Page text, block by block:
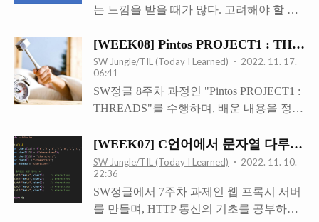
이점과 더불어 시간적인 이점도 가져올 수
될 것 같은데, 어떻게 시간적으로도 이점이
..
을 일정 크기로 나누어 매핑시켜 운영체제
공간이 연속적으로 할당되지 않아도 되게
끔 만드는 것이다. 질문 1. 왜 가상 메모리
공간이라는 것이 필요한 걸까? 만약 물리
메모리에서 프로그램들을 돌린다고 가정
해보자. 돌려야 하는 프로그램이 하나라면,
어차피 혼자서 메모리 공간을 다 써도 되기
때문에, 프로그램이 주어진 공간을 자유롭
는 느낌을 받을 때가 많다. 고려해야 할 요
기 때문이다. 무엇을 먼저 고려해야 구현이
쉬울까? 구현을 하는데는 다양한 방법이
있을 것이고, 각자 자기에게 맞는 방법이
있을 테니 나의 방식만이 옳다고 할 수는
없다. 하지만 아예 감조차 잡지 못하는 분
서, 이번 Pintos Project 2 - User Programs를
구현할 때 내가 썼던 방식을 공유하려고 한
다. 구현한 여러 System Call 중, wait() 기능
을 구현할 때의 경험을 바탕으로 설명하겠
다. 아래 이미지들은 SW정글에서 발표할
[WEEK08] Pintos PROJECT1 :
SW Jungle/TIL (Today I Learned)
2022. 11. 17.
06:41
SW정글 8주차 과정인 "Pintos PROJECT1 :
THREADS"를 수행하며, 배운 내용을 정리
기능은 다음과 같다. - Alarm Clock - Priority
Scheduling 이 글에서는 Alarm Clock만 다룰
예정이다. Alarm Clock /* 처음에 제공된
timer_sleep() 함수 */ /* Suspends execution
for approximately TICKS timer ticks. */ void
[WEEK07] C언어에서 문자열 다루기.
SW Jungle/TIL (Today I Learned)
2022. 11. 10.
22:36
SW정글에서 7주차 과제인 웹 프록시 서버
를 만들며, HTTP 통신의 기초를 공부하게